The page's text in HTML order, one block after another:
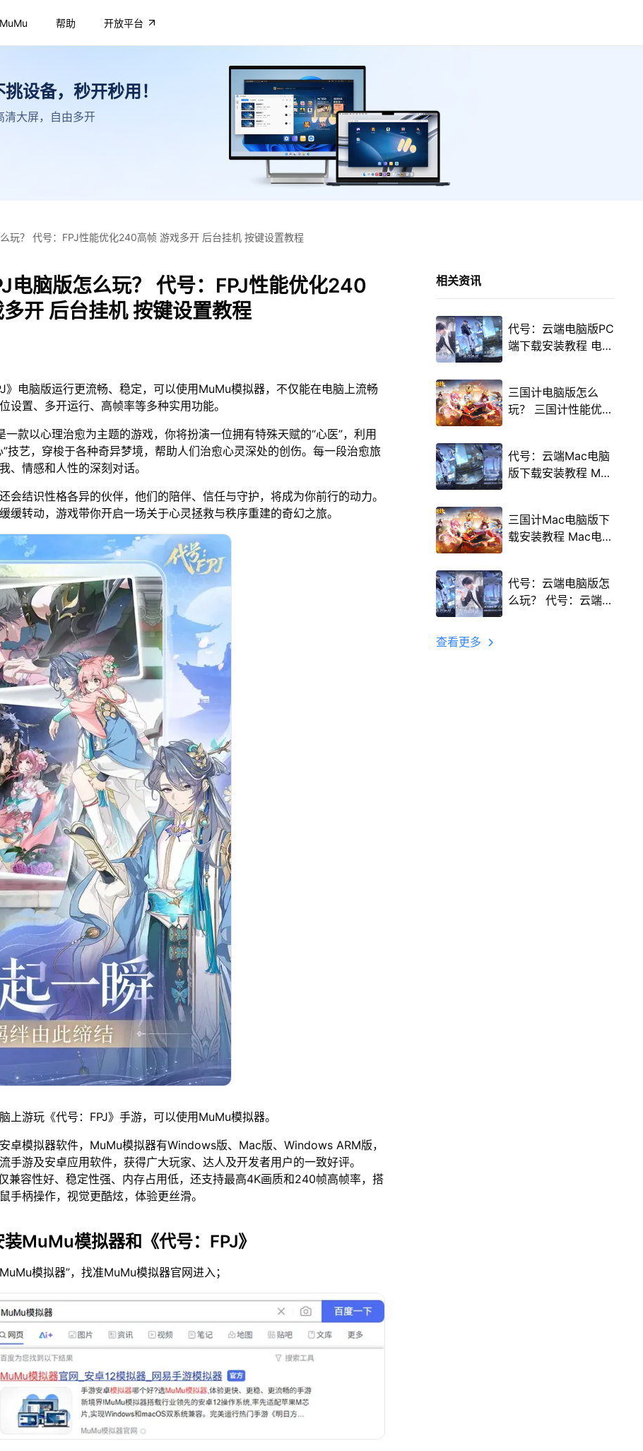
帮助 开放平台
设备，秒开秒用！
大屏，自由多开
玩？ 代号：FPJ性能优化240高帧 游戏多开 后台挂机 按键设置教程
电脑版怎么玩？ 代号：FPJ性能优化240
开 后台挂机 按键设置教程
》电脑版运行更流畅、稳定，可以使用MuMu模拟器，不仅能在电脑上流畅
设置、多开运行、高帧率等多种实用功能。
一款以心理治愈为主题的游戏，你将扮演一位拥有特殊天赋的“心医”，利用
”技艺，穿梭于各种奇异梦境，帮助人们治愈心灵深处的创伤。每一段治愈旅
、情感和人性的深刻对话。
会结识性格各异的伙伴，他们的陪伴、信任与守护，将成为你前行的动力。
缓转动，游戏带你开启一场关于心灵拯救与秩序重建的奇幻之旅。
上游玩《代号：FPJ》手游，可以使用MuMu模拟器。
卓模拟器软件，MuMu模拟器有Windows版、Mac版、Windows ARM版，
手游及安卓应用软件，获得广大玩家、达人及开发者用户的一致好评。
兼容性好、稳定性强、内存占用低，还支持最高4K画质和240帧高帧率，搭
手柄操作，视觉更酷炫，体验更丝滑。
MuMu模拟器和《代号：FPJ》
模拟器”，找准MuMu模拟器官网进入；
相关资讯
代号：云端电脑版PC
端下载安装教程 电脑
三国计电脑版怎么
玩？ 三国计性能优化
程
代号：云端Mac电脑
版下载安装教程 Mac
三国计Mac电脑版下
载安装教程 Mac电脑
代号：云端电脑版怎
么玩？ 代号：云端性
查看更多